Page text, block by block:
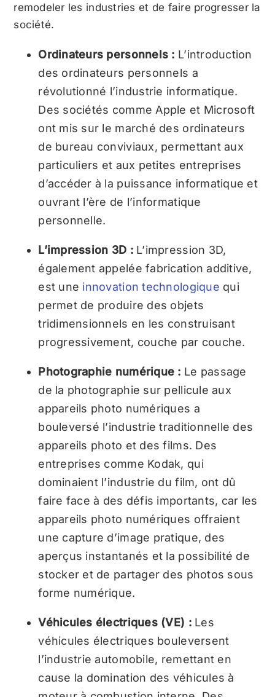
remodeler les industries et de faire progresser la
société.
Ordinateurs personnels : L’introduction
des ordinateurs personnels a
révolutionné l’industrie informatique.
Des sociétés comme Apple et Microsoft
ont mis sur le marché des ordinateurs
de bureau conviviaux, permettant aux
particuliers et aux petites entreprises
d’accéder à la puissance informatique et
ouvrant l’ère de l’informatique
personnelle.
L’impression 3D :L’impression 3D,
également appelée fabrication additive,
est une innovation technologique qui
permet de produire des objets
tridimensionnels en les construisant
progressivement, couche par couche.
Photographie numérique : Le passage
de la photographie sur pellicule aux
appareils photo numériques a
bouleversé l’industrie traditionnelle des
appareils photo et des films. Des
entreprises comme Kodak, qui
dominaient l’industrie du film, ont dû
faire face à des défis importants, car les
appareils photo numériques offraient
une capture d’image pratique, des
aperçus instantanés et la possibilité de
stocker et de partager des photos sous
forme numérique.
Véhicules électriques (VE) :Les
véhicules électriques bouleversent
l’industrie automobile, remettant en
cause la domination des véhicules à